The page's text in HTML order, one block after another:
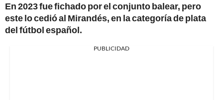
En 2023 fue fichado por el conjunto balear, pero
este lo cedió al Mirandés, en la categoría de plata
del fútbol español.
PUBLICIDAD